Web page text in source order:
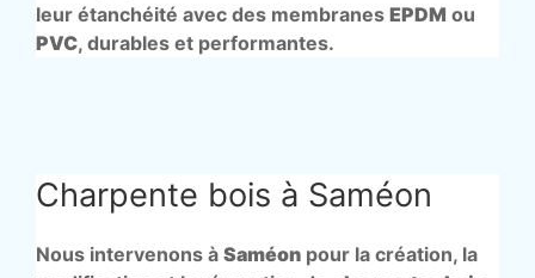
leur étanchéité avec des membranes EPDM ou
PVC, durables et performantes.
Charpente bois à Saméon
Nous intervenons à Saméon pour la création, la